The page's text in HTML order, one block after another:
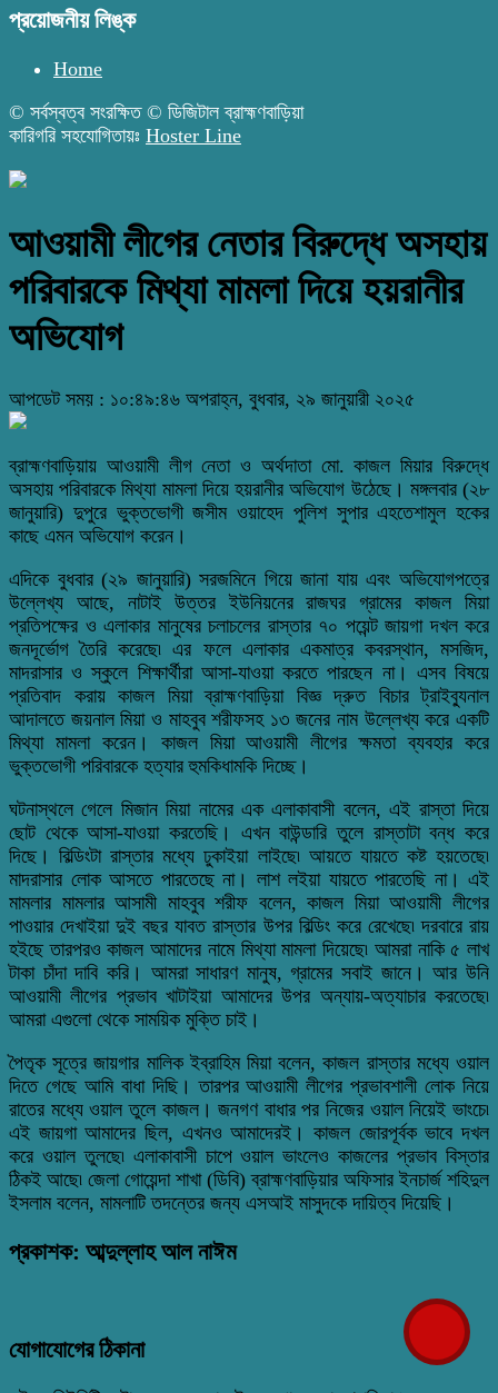
প্রয়োজনীয় লিঙ্ক
Home
© সর্বস্বত্ব সংরক্ষিত © ডিজিটাল ব্রাহ্মণবাড়িয়া
কারিগরি সহযোগিতায়ঃ Hoster Line
আওয়ামী লীগের নেতার বিরুদ্ধে অসহায়
পরিবারকে মিথ্যা মামলা দিয়ে হয়রানীর
অভিযোগ
আপডেট সময় : ১০:৪৯:৪৬ অপরাহ্ন, বুধবার, ২৯ জানুয়ারী ২০২৫
ব্রাহ্মণবাড়িয়ায় আওয়ামী লীগ নেতা ও অর্থদাতা মো. কাজল মিয়ার বিরুদ্ধে
অসহায় পরিবারকে মিথ্যা মামলা দিয়ে হয়রানীর অভিযোগ উঠেছে। মঙ্গলবার (২৮
জানুয়ারি) দুপুরে ভুক্তভোগী জসীম ওয়াহেদ পুলিশ সুপার এহতেশামুল হকের
কাছে এমন অভিযোগ করেন।
এদিকে বুধবার (২৯ জানুয়ারি) সরজমিনে গিয়ে জানা যায় এবং অভিযোগপত্রে
উল্লেখ্য আছে, নাটাই উত্তর ইউনিয়নের রাজঘর গ্রামের কাজল মিয়া
প্রতিপক্ষের ও এলাকার মানুষের চলাচলের রাস্তার ৭০ পয়েন্ট জায়গা দখল করে
জনদূর্ভোগ তৈরি করেছে৷ এর ফলে এলাকার একমাত্র কবরস্থান, মসজিদ,
মাদরাসার ও স্কুলে শিক্ষার্থীরা আসা-যাওয়া করতে পারছেন না। এসব বিষয়ে
প্রতিবাদ করায় কাজল মিয়া ব্রাহ্মণবাড়িয়া বিজ্ঞ দ্রুত বিচার ট্রাইব্যুনাল
আদালতে জয়নাল মিয়া ও মাহবুব শরীফসহ ১৩ জনের নাম উল্লেখ্য করে একটি
মিথ্যা মামলা করেন। কাজল মিয়া আওয়ামী লীগের ক্ষমতা ব্যবহার করে
ভুক্তভোগী পরিবারকে হত্যার হুমকিধামকি দিচ্ছে।
ঘটনাস্থলে গেলে মিজান মিয়া নামের এক এলাকাবাসী বলেন, এই রাস্তা দিয়ে
ছোট থেকে আসা-যাওয়া করতেছি। এখন বাউন্ডারি তুলে রাস্তাটা বন্ধ করে
দিছে। বিল্ডিংটা রাস্তার মধ্যে ঢুকাইয়া লাইছে৷ আয়তে যায়তে কষ্ট হয়তেছে৷
মাদরাসার লোক আসতে পারতেছে না। লাশ লইয়া যায়তে পারতেছি না। এই
মামলার মামলার আসামী মাহবুব শরীফ বলেন, কাজল মিয়া আওয়ামী লীগের
পাওয়ার দেখাইয়া দুই বছর যাবত রাস্তার উপর বিল্ডিং করে রেখেছে৷ দরবারে রায়
হইছে তারপরও কাজল আমাদের নামে মিথ্যা মামলা দিয়েছে৷ আমরা নাকি ৫ লাখ
টাকা চাঁদা দাবি করি। আমরা সাধারণ মানুষ, গ্রামের সবাই জানে। আর উনি
আওয়ামী লীগের প্রভাব খাটাইয়া আমাদের উপর অন্যায়-অত্যাচার করতেছে৷
আমরা এগুলো থেকে সাময়িক মুক্তি চাই।
পৈতৃক সূত্রে জায়গার মালিক ইব্রাহিম মিয়া বলেন, কাজল রাস্তার মধ্যে ওয়াল
দিতে গেছে আমি বাধা দিছি। তারপর আওয়ামী লীগের প্রভাবশালী লোক নিয়ে
রাতের মধ্যে ওয়াল তুলে কাজল। জনগণ বাধার পর নিজের ওয়াল নিয়েই ভাংচে৷
এই জায়গা আমাদের ছিল, এখনও আমাদেরই। কাজল জোরপূর্বক ভাবে দখল
করে ওয়াল তুলছে৷ এলাকাবাসী চাপে ওয়াল ভাংলেও কাজলের প্রভাব বিস্তার
ঠিকই আছে৷ জেলা গোয়েন্দা শাখা (ডিবি) ব্রাহ্মণবাড়িয়ার অফিসার ইনচার্জ শহিদুল
ইসলাম বলেন, মামলাটি তদন্তের জন্য এসআই মাসুদকে দায়িত্ব দিয়েছি।
প্রকাশক: আব্দুল্লাহ আল নাঈম
যোগাযোগের ঠিকানা